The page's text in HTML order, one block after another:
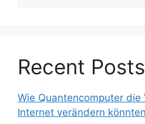
Recent Posts
Wie Quantencomputer die
Internet verändern könnten